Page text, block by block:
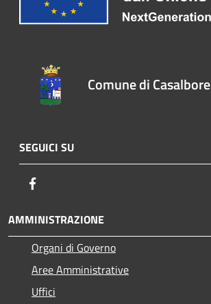
Comune di Casalbore
SEGUICI SU
AMMINISTRAZIONE
Organi di Governo
Aree Amministrative
Uffici